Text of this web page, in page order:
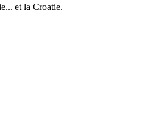
et la Croatie.